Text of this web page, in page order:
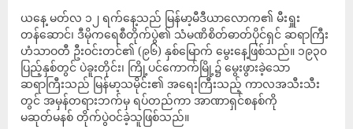
ယနေ့ မတ်လ ၁၂ ရက်နေ့သည် မြန်မာ့မီဒီယာလောက၏ မီးရှူး
တန်ဆောင်၊ ဒီမိုကရေစီတိုက်ပွဲ၏ သံမဏိစိတ်ဓာတ်ပိုင်ရှင် ဆရာကြီး
ဟံသာဝတီ ဦးဝင်းတင်၏ (၉၆) နှစ်မြောက် မွေးနေ့ဖြစ်သည်။ ၁၉၃၀
ပြည့်နှစ်တွင် ပဲခူးတိုင်း၊ ကြို့ပင်ကောက်မြို့၌ မွေးဖွားခဲ့သော
ဆရာကြီးသည် မြန်မာ့သမိုင်း၏ အရေးကြီးသည့် ကာလအသီးသီး
တွင် အမှန်တရားဘက်မှ ရပ်တည်ကာ အာဏာရှင်စနစ်ကို
မဆုတ်မနစ် တိုက်ပွဲဝင်ခဲ့သူဖြစ်သည်။